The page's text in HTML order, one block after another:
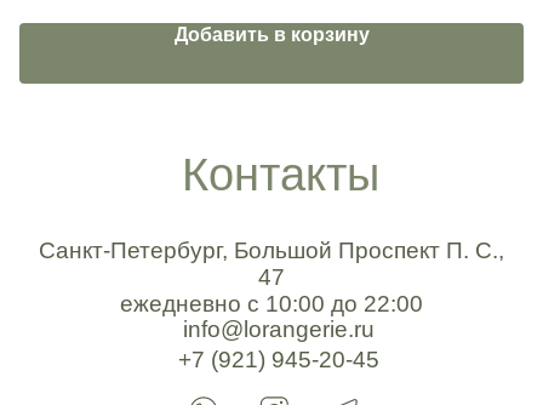
Добавить в корзину